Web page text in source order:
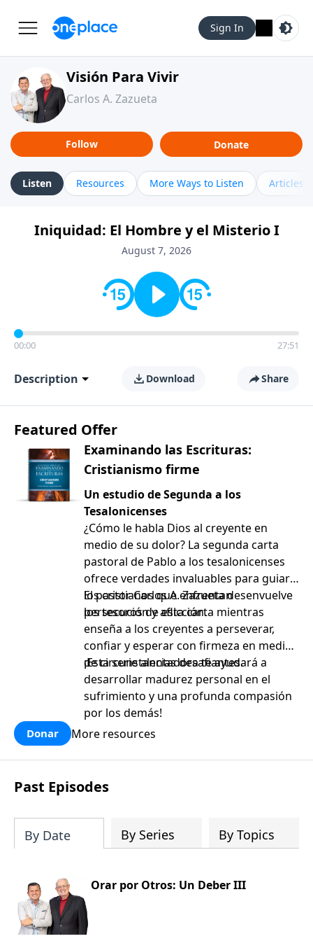
Sign In
Visión Para Vivir
Carlos A. Zazueta
Follow Donate
Listen Resources More Ways to Listen Articles
Iniquidad: El Hombre y el Misterio I
August 7, 2026
00:00 27:51
Description Download Share
Featured Offer
Examinando las Escrituras:
Cristianismo firme
Un estudio de Segunda a los
Tesalonicenses
¿Cómo le habla Dios al creyente en
medio de su dolor? La segunda carta
pastoral de Pablo a los tesalonicenses
ofrece verdades invaluables para guiar a
los cristianos que enfrentan
persecución y aflicción.
El pastor Carlos A. Zazueta desenvuelve
los tesoros de esta carta mientras
enseña a los creyentes a perseverar,
confiar y esperar con firmeza en medio
de circunstancias desafiantes.
¡Esta serie alentadora te ayudará a
desarrollar madurez personal en el
sufrimiento y una profunda compasión
por los demás!
Donar More resources
Past Episodes
By Date By Series By Topics
Orar por Otros: Un Deber III